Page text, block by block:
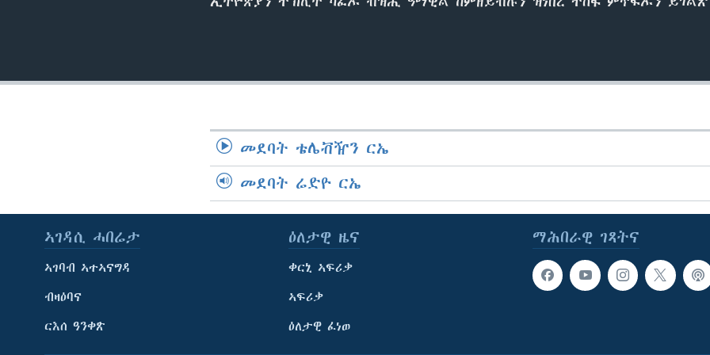
መደባት ቴሌቭዥን ርኤ
መደባት ሬድዮ ርኤ
ማሕበራዊ ገጻትና
ኣገዳሲ ሓበሬታ
ኣገባብ ኣተኣናግዳ
ብዛዕባና
ርእሰ ዓንቀጽ
ዕለታዊ ዜና
ቀርኒ ኣፍሪቃ
ኣፍሪቃ
ዕለታዊ ፈነወ